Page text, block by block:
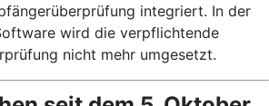
integriert. In der
wird die verpflichtende
nicht mehr umgesetzt.